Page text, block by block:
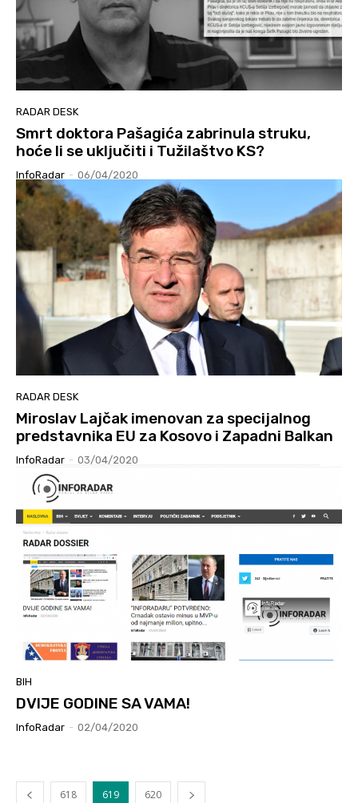
RADAR DESK
Smrt doktora Pašagića zabrinula struku,
hoće li se uključiti i Tužilaštvo KS?
InfoRadar - 06/04/2020
RADAR DESK
Miroslav Lajčak imenovan za specijalnog
predstavnika EU za Kosovo i Zapadni Balkan
InfoRadar - 03/04/2020
BIH
DVIJE GODINE SA VAMA!
InfoRadar - 02/04/2020
618 619 620